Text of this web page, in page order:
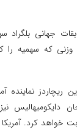
جهانی بلگراد
که سهمیه را
زین ریچاردز